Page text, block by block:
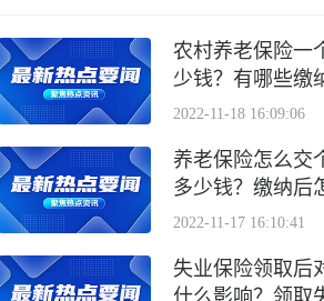
农村养老保险一
少钱？有哪些缴
2022-11-18 16:09:06
养老保险怎么交
多少钱？缴纳后
2022-11-17 16:10:41
失业保险领取后
什么影响？领取